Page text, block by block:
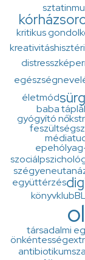
sztatin
kritikus
kreativitás
distressz
életmód
baba
gyógyító nők
feszültség
szégyen
együttérzés
könyvklub
társadalmi
önkéntesség
antibiotikum